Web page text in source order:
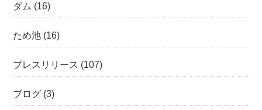
ダム (16)
ため池 (16)
プレスリリース (107)
ブログ (3)